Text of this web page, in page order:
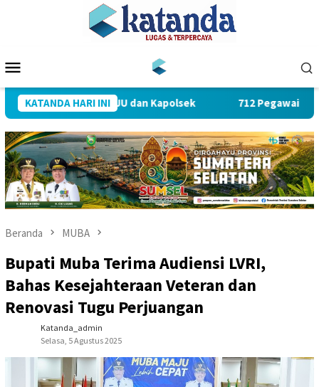
Mobile
KATANDA HARI INI
Sejumlah PJU dan Kapolsek 712 Pegawai PLN UID
Beranda MUBA
Bupati Muba Terima Audiensi LVRI,
Bahas Kesejahteraan Veteran dan
Renovasi Tugu Perjuangan
Katanda_admin
Selasa, 5 Agustus 2025